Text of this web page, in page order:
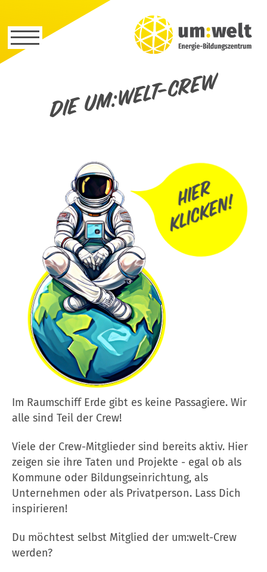
Die um:welt-Crew
Im Raumschiff Erde gibt es keine Passagiere. Wir
alle sind Teil der Crew!
Viele der Crew-Mitglieder sind bereits aktiv. Hier
zeigen sie ihre Taten und Projekte - egal ob als
Kommune oder Bildungseinrichtung, als
Unternehmen oder als Privatperson. Lass Dich
inspirieren!
Du möchtest selbst Mitglied der um:welt-Crew
werden?